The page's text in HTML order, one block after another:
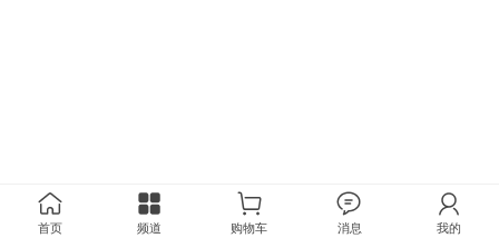
首页 频道 购物车 消息 我的